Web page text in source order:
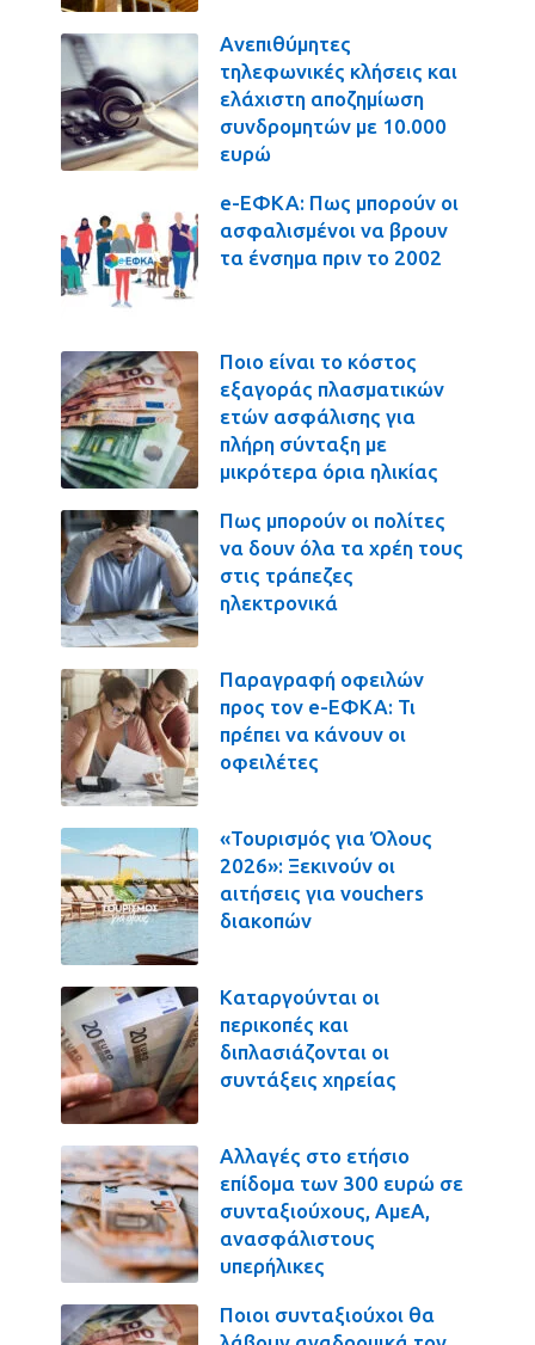
Ανεπιθύμητες
τηλεφωνικές κλήσεις και
ελάχιστη αποζημίωση
συνδρομητών με 10.000
ευρώ
e-ΕΦΚΑ: Πως μπορούν οι
ασφαλισμένοι να βρουν
τα ένσημα πριν το 2002
Ποιο είναι το κόστος
εξαγοράς πλασματικών
ετών ασφάλισης για
πλήρη σύνταξη με
μικρότερα όρια ηλικίας
Πως μπορούν οι πολίτες
να δουν όλα τα χρέη τους
στις τράπεζες
ηλεκτρονικά
Παραγραφή οφειλών
προς τον e-ΕΦΚΑ: Τι
πρέπει να κάνουν οι
οφειλέτες
«Τουρισμός για Όλους
2026»: Ξεκινούν οι
αιτήσεις για vouchers
διακοπών
Καταργούνται οι
περικοπές και
διπλασιάζονται οι
συντάξεις χηρείας
Αλλαγές στο ετήσιο
επίδομα των 300 ευρώ σε
συνταξιούχους, ΑμεΑ,
ανασφάλιστους
υπερήλικες
Ποιοι συνταξιούχοι θα